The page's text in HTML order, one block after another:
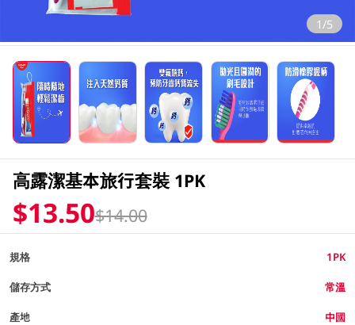
1/5
高露潔基本旅行套裝 1PK
$13.50$14.00
規格 1PK
儲存方式 常溫
產地 中國